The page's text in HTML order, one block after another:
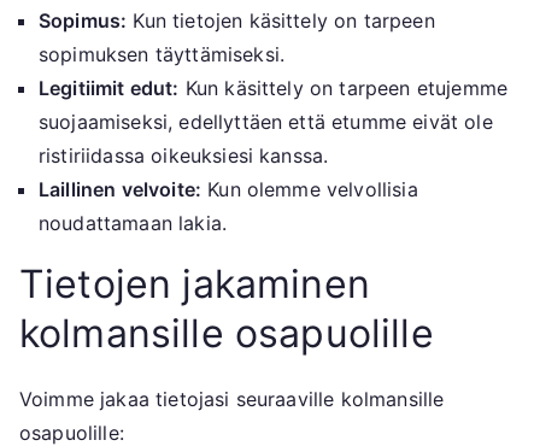
Sopimus: Kun tietojen käsittely on tarpeen
sopimuksen täyttämiseksi.
Legitiimit edut: Kun käsittely on tarpeen etujemme
suojaamiseksi, edellyttäen että etumme eivät ole
ristiriidassa oikeuksiesi kanssa.
Laillinen velvoite: Kun olemme velvollisia
noudattamaan lakia.
Tietojen jakaminen
kolmansille osapuolille
Voimme jakaa tietojasi seuraaville kolmansille
osapuolille: